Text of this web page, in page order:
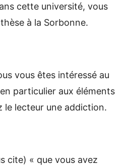
cette université, vous
à la Sorbonne.
vous êtes intéressé au
particulier aux éléments
le lecteur une addiction.
cite) « que vous avez